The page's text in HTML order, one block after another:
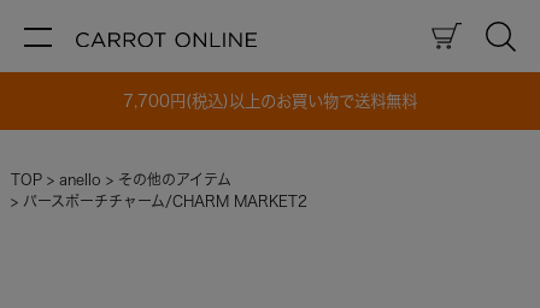
7,700円(税込)以上のお買い物で送料無料
TOP anello
その他のアイテム
パースポーチチャーム/CHARM MARKET2